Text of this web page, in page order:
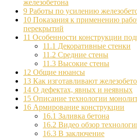
железобетона
9 Работы по усилению
10 Показания к применению
перекрытий
11 Особенности конструкции
11.1 Декоративные стенки
11.2 Средние стены
11.3 Высокие стены
12 Общие нюансы
13 Как изготавливают
14 О дефектах, явных и неявных
15 Описание технологии
16 Армирование конструкции
16.1 Заливка бетона
16.2 Видео обзор
16.3 В заключение